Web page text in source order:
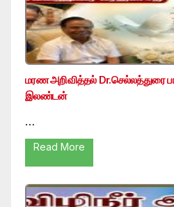
மரண அறிவித்தல் Dr.செல்லத்துரை
இலண்டன்
…
Read More